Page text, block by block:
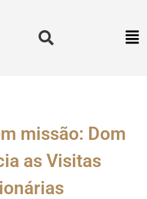
missão: Dom
as Visitas